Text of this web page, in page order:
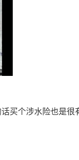
买个涉水险也是很